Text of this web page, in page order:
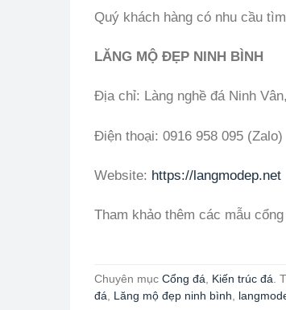
Quý khách hàng có nhu cầu
LĂNG MỘ ĐẸP NINH BÌNH
Địa chỉ: Làng nghề đá Ninh
Điện thoại: 0916 958 095 (Zalo)
Website: https://langmodep.net
Tham khảo thêm các mẫu
Chuyên mục Cổng đá Kiến trúc đá .
đá
Lăng mộ đẹp ninh bình